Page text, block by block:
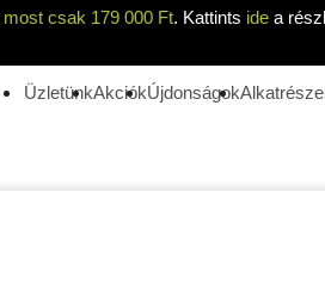
most csak 179 000 Ft. Kattints ide a
ÜzletünkAkciókÚjdonságok